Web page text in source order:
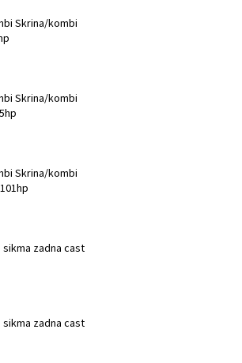
Skrina/kombi
Skrina/kombi
Skrina/kombi
sikma zadna cast
sikma zadna cast